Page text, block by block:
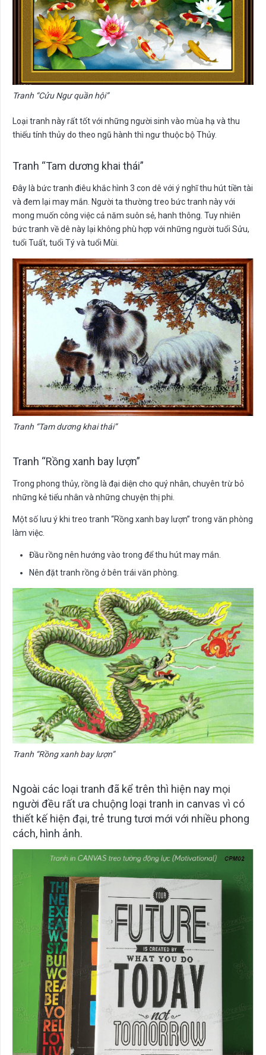
Tranh “Cửu Ngư quần hội”
Loại tranh này rất tốt với những người sinh vào mùa hạ và thu
thiếu tính thủy do theo ngũ hành thì ngư thuộc bộ Thủy.
Tranh “Tam dương khai thái”
Đây là bức tranh điêu khắc hình 3 con dê với ý nghĩ thu hút tiền tài
và đem lại may mắn. Người ta thường treo bức tranh này với
mong muốn công việc cả năm suôn sẻ, hanh thông. Tuy nhiên
bức tranh về dê này lại không phù hợp với những người tuổi Sửu,
tuổi Tuất, tuổi Tý và tuổi Mùi.
Tranh “Tam dương khai thái”
Tranh “Rồng xanh bay lượn”
Trong phong thủy, rồng là đại diện cho quý nhân, chuyên trừ bỏ
những kẻ tiểu nhân và những chuyện thị phi.
Một số lưu ý khi treo tranh “Rồng xanh bay lượn” trong văn phòng
làm việc.
Đầu rồng nên hướng vào trong để thu hút may mắn.
Nên đặt tranh rồng ở bên trái văn phòng.
Tranh “Rồng xanh bay lượn”
Ngoài các loại tranh đã kể trên thì hiện nay mọi
người đều rất ưa chuộng loại tranh in canvas vì có
thiết kế hiện đại, trẻ trung tươi mới với nhiều phong
cách, hình ảnh.